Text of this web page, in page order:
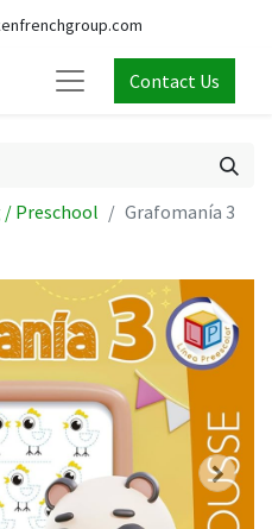
Contact Us
/ Preschool Grafomanía 3